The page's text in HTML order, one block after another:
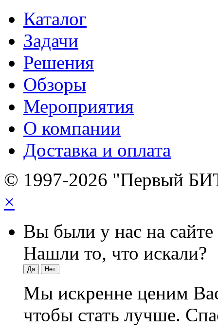
Каталог
Задачи
Решения
Обзоры
Мероприятия
О компании
Доставка и оплата
© 1997-2026 "Первый
×
Вы были у нас на сайте
Нашли то, что искали?
Да Нет
Мы искренне ценим
чтобы стать лучше.